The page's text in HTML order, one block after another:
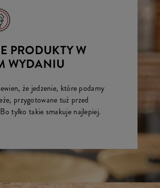
PRODUKTY W
WYDANIU
że jedzenie, które podamy
przygotowane tuż przed
tylko takie smakuje najlepiej.